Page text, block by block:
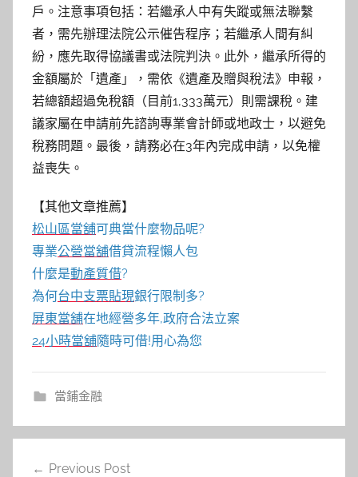
戶。注意事項包括：若繼承人中有失蹤或無法聯繫
者，需先辦理法院公示催告程序；若繼承人間有糾
紛，應先取得協議書或法院判決。此外，繼承所得的
金額屬於「遺產」，需依《遺產及贈與稅法》申報，
若總額超過免稅額（目前1,333萬元）則需課稅。建
議家屬在申請前先諮詢專業會計師或地政士，以避免
稅務問題。最後，請務必在3年內完成申請，以免權
益喪失。
【其他文章推薦】
松山區當舖可典當什麼物品呢?
專業公營當舖借貸流程懶人包
什麼是動產質借?
為何台中支票貼現銀行限制多?
屏東當舖在地經營多年,政府合法立案
24小時當舖隨時可借!用心為您
當鋪金融
Previous Post